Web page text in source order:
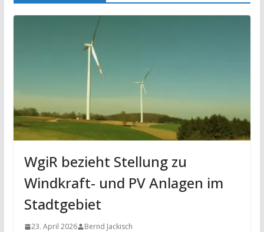
WgiR bezieht Stellung zu
Windkraft- und PV Anlagen im
Stadtgebiet
23. April 2026 Bernd Jackisch